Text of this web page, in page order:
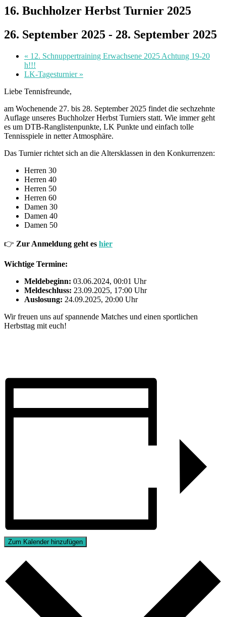
16. Buchholzer Herbst Turnier 2025
26. September 2025 - 28. September 2025
« 12. Schnuppertraining Erwachsene 2025 Achtung 19-20
h!!!
LK-Tagesturnier »
Liebe Tennisfreunde,
am Wochenende 27. bis 28. September 2025 findet die sechzehnte
Auflage unseres Buchholzer Herbst Turniers statt. Wie immer geht
es um DTB-Ranglistenpunkte, LK Punkte und einfach tolle
Tennisspiele in netter Atmosphäre.
Das Turnier richtet sich an die Altersklassen in den Konkurrenzen:
Herren 30
Herren 40
Herren 50
Herren 60
Damen 30
Damen 40
Damen 50
👉 Zur Anmeldung geht es hier
Wichtige Termine:
Meldebeginn: 03.06.2024, 00:01 Uhr
Meldeschluss: 23.09.2025, 17:00 Uhr
Auslosung: 24.09.2025, 20:00 Uhr
Wir freuen uns auf spannende Matches und einen sportlichen
Herbsttag mit euch!
Zum Kalender hinzufügen